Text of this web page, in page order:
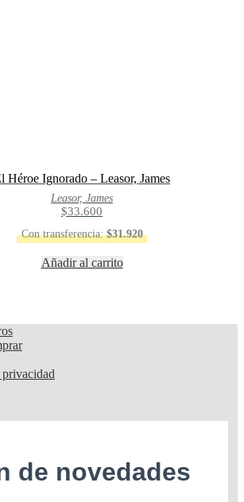
Héroe Ignorado – Leasor, James
Leasor, James
$33.600
Con transferencia:$31.920
Añadir al carrito
de novedades